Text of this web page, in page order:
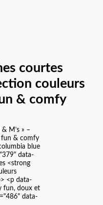
courtes
couleurs
& comfy